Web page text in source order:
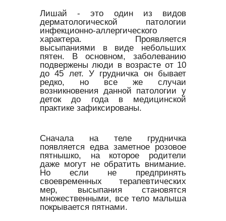
Лишай - это один из видов
дерматологической патологии
инфекционно-аллергического
характера. Проявляется
высыпаниями в виде небольших
пятен. В основном, заболеванию
подвержены люди в возрасте от 10
до 45 лет. У грудничка он бывает
редко, но все же случаи
возникновения данной патологии у
деток до года в медицинской
практике зафиксированы.
Сначала на теле грудничка
появляется едва заметное розовое
пятнышко, на которое родители
даже могут не обратить внимание.
Но если не предпринять
своевременных терапевтических
мер, высыпания становятся
множественными, все тело малыша
покрывается пятнами.